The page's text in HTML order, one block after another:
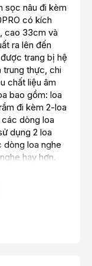
sọc nâu đi kèm
có kích
cao 33cm và
ra lên đến
trang bị hệ
trung thực, chi
chất liệu âm
bao gồm: loa
đi kèm 2-loa
dòng loa
dụng 2 loa
loa nghe
hay hơn.